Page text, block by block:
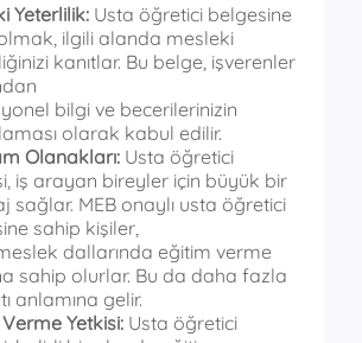
Yeterlilik: Usta öğretici belgesine
ilgili alanda mesleki
kanıtlar. Bu belge, işverenler
bilgi ve becerilerinizin
olarak kabul edilir.
Olanakları: Usta öğretici
iş arayan bireyler için büyük bir
sağlar. MEB onaylı usta öğretici
sahip kişiler,
dallarında eğitim verme
sahip olurlar. Bu da daha fazla
anlamına gelir.
Yetkisi: Usta öğretici